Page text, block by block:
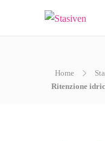
Home
Ritenzione